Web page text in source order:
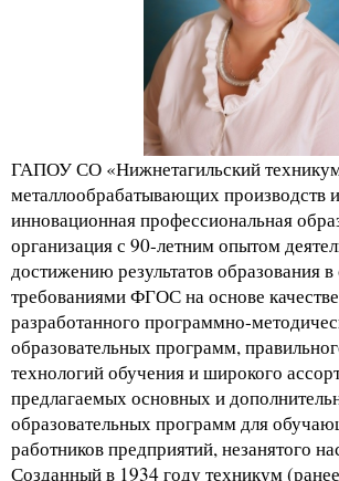
ГАПОУ СО «Нижнетагильский
металлообрабатывающих производств
инновационная профессиональная
организация с 90-летним опытом
достижению результатов образования в
требованиями ФГОС на основе
разработанного программно-
образовательных программ,
технологий обучения и широкого
предлагаемых основных и
образовательных программ для
работников предприятий, незанятого
Созданный в 1934 году техникум